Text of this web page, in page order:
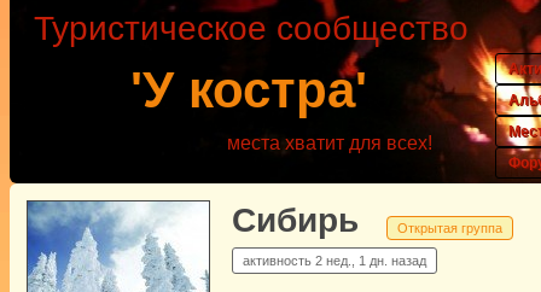
'У костра'
Туристическое сообщество
места хватит для всех!
Сибирь Открытая группа
активность 2 нед., 1 дн. назад